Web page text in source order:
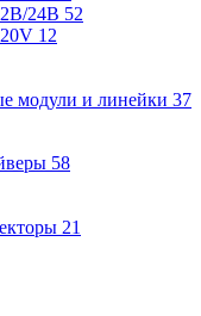
24В 52
12
модули и линейки 37
58
21